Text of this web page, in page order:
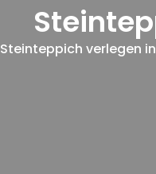
Steinteppich verlegen